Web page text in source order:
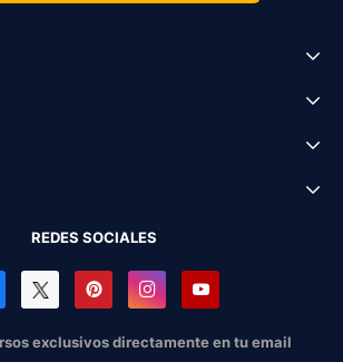
REDES SOCIALES
exclusivos directamente en tu email